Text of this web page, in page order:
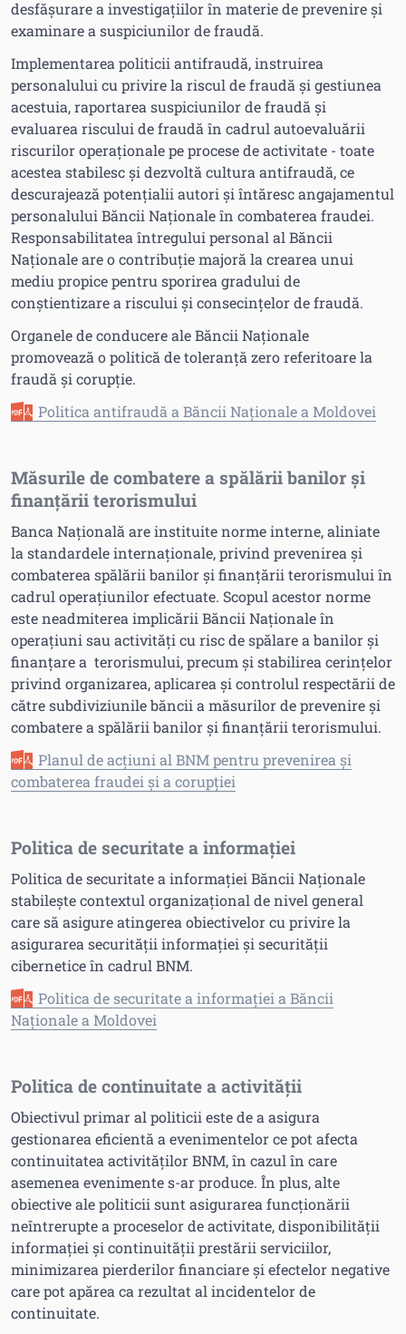
desfășurare a investigațiilor în materie de prevenire și
examinare a suspiciunilor de fraudă.
Implementarea politicii antifraudă, instruirea
personalului cu privire la riscul de fraudă și gestiunea
acestuia, raportarea suspiciunilor de fraudă și
evaluarea riscului de fraudă în cadrul autoevaluării
riscurilor operaționale pe procese de activitate - toate
acestea stabilesc și dezvoltă cultura antifraudă, ce
descurajează potențialii autori și întăresc angajamentul
personalului Băncii Naționale în combaterea fraudei.
Responsabilitatea întregului personal al Băncii
Naționale are o contribuție majoră la crearea unui
mediu propice pentru sporirea gradului de
conștientizare a riscului și consecințelor de fraudă.
Organele de conducere ale Băncii Naționale
promovează o politică de toleranță zero referitoare la
fraudă și corupție.
Politica antifraudă a Băncii Naționale a Moldovei
Măsurile de combatere a spălării banilor și
finanțării terorismului
Banca Națională are instituite norme interne, aliniate
la standardele internaționale, privind prevenirea și
combaterea spălării banilor și finanțării terorismului în
cadrul operațiunilor efectuate. Scopul acestor norme
este neadmiterea implicării Băncii Naționale în
operațiuni sau activități cu risc de spălare a banilor și
finanțare a terorismului, precum și stabilirea cerințelor
privind organizarea, aplicarea și controlul respectării de
către subdiviziunile băncii a măsurilor de prevenire și
combatere a spălării banilor și finanțării terorismului.
Planul de acțiuni al BNM pentru prevenirea și
combaterea fraudei și a corupției
Politica de securitate a informației
Politica de securitate a informației Băncii Naționale
stabilește contextul organizațional de nivel general
care să asigure atingerea obiectivelor cu privire la
asigurarea securității informației și securității
cibernetice în cadrul BNM.
Politica de securitate a informației a Băncii
Naționale a Moldovei
Politica de continuitate a activității
Obiectivul primar al politicii este de a asigura
gestionarea eficientă a evenimentelor ce pot afecta
continuitatea activităților BNM, în cazul în care
asemenea evenimente s-ar produce. În plus, alte
obiective ale politicii sunt asigurarea funcționării
neîntrerupte a proceselor de activitate, disponibilității
informației și continuității prestării serviciilor,
minimizarea pierderilor financiare și efectelor negative
care pot apărea ca rezultat al incidentelor de
continuitate.